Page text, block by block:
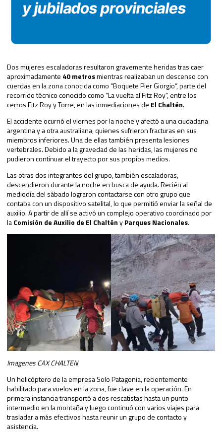
Dos mujeres escaladoras resultaron gravemente heridas tras caer
aproximadamente 40 metrosmientras realizaban un descenso con
cuerdas en la zona conocida como “Boquete Pier Giorgio”, parte del
recorrido técnico conocido como “La vuelta al Fitz Roy”, entre los
cerros Fitz Roy y Torre, en las inmediaciones de El Chaltén.
El accidente ocurrió el viernes por la noche y afectó a una ciudadana
argentina y a otra australiana, quienes sufrieron fracturas en sus
miembros inferiores. Una de ellas también presenta lesiones
vertebrales. Debido a la gravedad de las heridas, las mujeres no
pudieron continuar el trayecto por sus propios medios.
Las otras dos integrantes del grupo, también escaladoras,
descendieron durante la noche en busca de ayuda. Recién al
mediodía del sábado lograron contactarse con otro grupo que
contaba con un dispositivo satelital, lo que permitió enviar la señal de
auxilio. A partir de allí se activó un complejo operativo coordinado por
laComisión de Auxilio de El ChaltényParques Nacionales.
Imagenes CAX CHALTEN
Un helicóptero de la empresa Solo Patagonia, recientemente
habilitado para vuelos en la zona, fue clave en la operación. En
primera instancia transportó a dos rescatistas hasta un punto
intermedio en la montaña y luego continuó con varios viajes para
trasladar a más efectivos hasta reunir un grupo de contacto y
asistencia.